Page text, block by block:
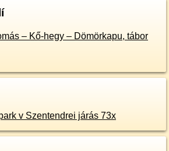
– Kő-hegy – Dömörkapu, tábor
v Szentendrei járás 73x